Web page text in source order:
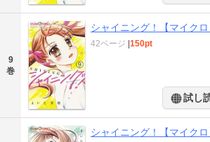
9
巻
シャイニング！【マイク
42ページ |150pt
試し
シャイニング！【マイク